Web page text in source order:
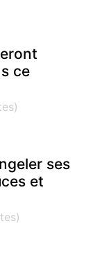
ce
ses
et